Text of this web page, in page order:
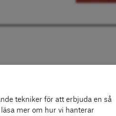
tekniker för att erbjuda en så
mer om hur vi hanterar